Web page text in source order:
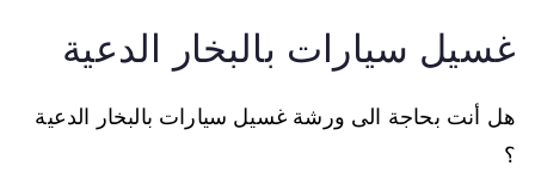
غسيل سيارات بالبخار الدعية
هل أنت بحاجة الى ورشة غسيل سيارات بالبخار الدعية
؟